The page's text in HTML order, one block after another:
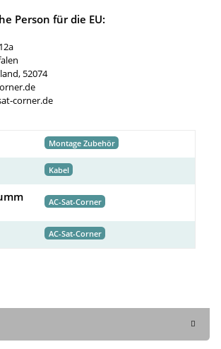
Person für die EU:
52074
corner.de
Montage Zubehör
Kabel
AC-Sat-Corner
AC-Sat-Corner